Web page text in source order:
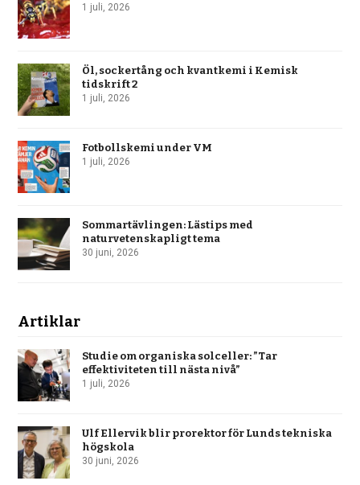
1 juli, 2026
Öl, sockertång och kvantkemi i Kemisk
tidskrift 2
1 juli, 2026
Fotbollskemi under VM
1 juli, 2026
Sommartävlingen: Lästips med
naturvetenskapligt tema
30 juni, 2026
Artiklar
Studie om organiska solceller: ”Tar
effektiviteten till nästa nivå”
1 juli, 2026
Ulf Ellervik blir prorektor för Lunds tekniska
högskola
30 juni, 2026